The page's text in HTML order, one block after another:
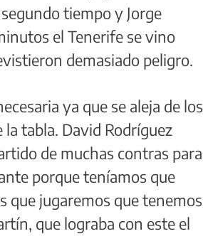
tiempo y Jorge
el Tenerife se vino
demasiado peligro.
ya que se aleja de los
tabla. David Rodríguez
de muchas contras para
porque teníamos que
que jugaremos que tenemos
que lograba con este el